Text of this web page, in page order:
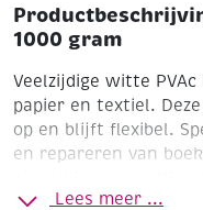
1000 gram
Veelzijdige witte
papier en textiel.
op en blijft flexibel.
en repareren van
voor alle mogelijke
Lees meer ...